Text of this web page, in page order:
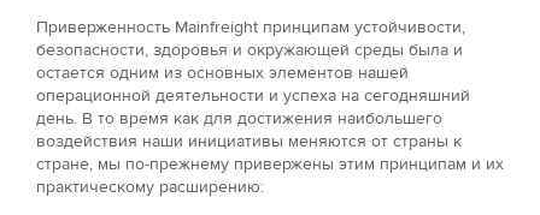
Приверженность Mainfreight принципам устойчивости,
безопасности, здоровья и окружающей среды была и
остается одним из основных элементов нашей
операционной деятельности и успеха на сегодняшний
день. В то время как для достижения наибольшего
воздействия наши инициативы меняются от страны к
стране, мы по-прежнему привержены этим принципам и их
практическому расширению: